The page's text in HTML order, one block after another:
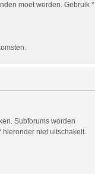
moet worden. Gebruik *
Subforums worden
hieronder niet uitschakelt.